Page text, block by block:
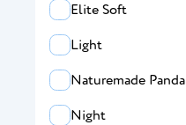
Elite Soft
Light
Naturemade Panda
Night